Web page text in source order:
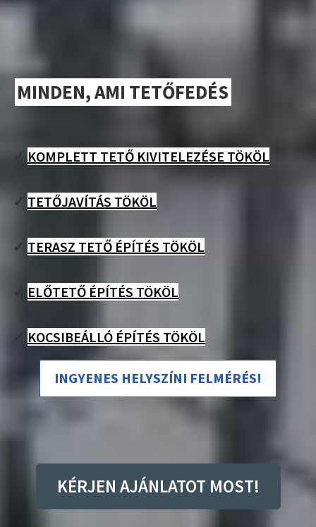
MINDEN, AMI TETŐFEDÉS
✓ KOMPLETT TETŐ KIVITELEZÉSE TÖKÖL
✓ TETŐJAVÍTÁS TÖKÖL
✓ TERASZ TETŐ ÉPÍTÉS TÖKÖL
✓ ELŐTETŐ ÉPÍTÉS TÖKÖL
✓ KOCSIBEÁLLÓ ÉPÍTÉS TÖKÖL
INGYENES HELYSZÍNI FELMÉRÉS!
KÉRJEN AJÁNLATOT MOST!